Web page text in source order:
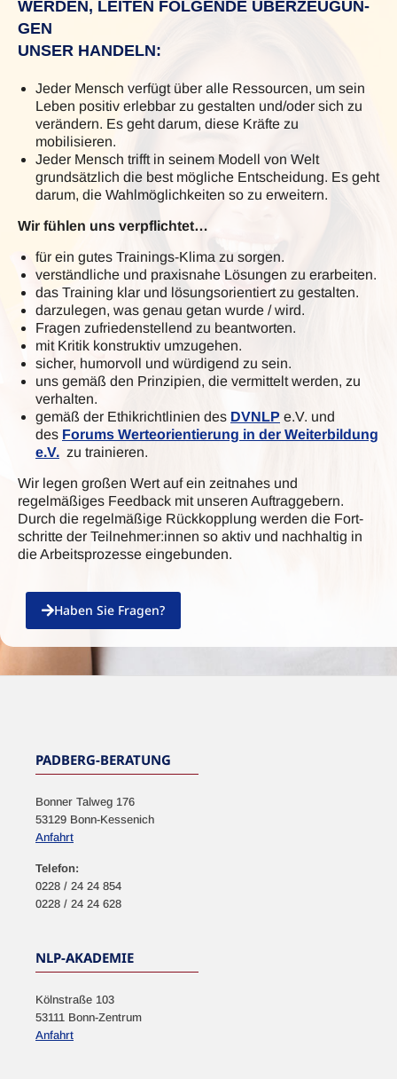
WERDEN, LEITEN FOLGENDE ÜBERZEUGUN­
GEN
UN­SER HANDELN:
Jeder Mensch verfügt über alle Ressourcen, um sein
Leben positiv er­lebbar zu gestalten und/oder sich zu
verändern. Es geht darum, diese Kräfte zu
mobilisieren.
Jeder Mensch trifft in seinem Modell von Welt
grundsätzlich die best mögliche Entscheidung. Es geht
darum, die Wahlmöglichkeiten so zu erweitern.
Wir fühlen uns verpflichtet…
für ein gutes Trainings-Klima zu sorgen.
verständliche und praxisnahe Lösungen zu erarbeiten.
das Training klar und lösungsorientiert zu gestalten.
darzulegen, was genau getan wurde / wird.
Fragen zufriedenstellend zu beantworten.
mit Kritik konstruktiv umzugehen.
sicher, humorvoll und würdigend zu sein.
uns gemäß den Prinzipien, die vermittelt werden, zu
verhalten.
gemäß der Ethikrichtlinien des DVNLP e.V. und
des Forums Werteorientierung in der Weiterbildung
e.V. zu trainieren.
Wir legen großen Wert auf ein zeitnahes und
regelmäßiges Feedback mit unse­ren Auftraggebern.
Durch die regelmäßige Rückkopplung werden die Fort­
schritte der Teilnehmer:innen so aktiv und nachhaltig in
die Arbeitsprozesse eingebun­den.
Haben Sie Fragen?
PADBERG-BERATUNG
Bonner Talweg 176
53129 Bonn-Kessenich
Anfahrt
Telefon:
0228 / 24 24 854
0228 / 24 24 628
NLP-AKADEMIE
Kölnstraße 103
53111 Bonn-Zentrum
Anfahrt